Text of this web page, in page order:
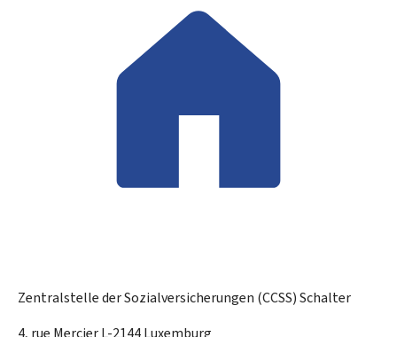
Zentralstelle der Sozialversicherungen (CCSS)Schalter
ADRESSE:
4, rue MercierL-2144Luxemburg